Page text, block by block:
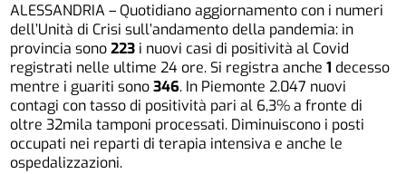
ALESSANDRIA – Quotidiano aggiornamento con i numeri
dell’Unità di Crisi sull’andamento della pandemia: in
provincia sono223 i nuovi casi di positività al Covid
registrati nelle ultime 24 ore. Si registra anche1 decesso
mentre i guariti sono346. In Piemonte 2.047 nuovi
contagi con tasso di positività pari al 6,3% a fronte di
oltre 32mila tamponi processati. Diminuiscono i posti
occupati nei reparti di terapia intensiva e anche le
ospedalizzazioni.